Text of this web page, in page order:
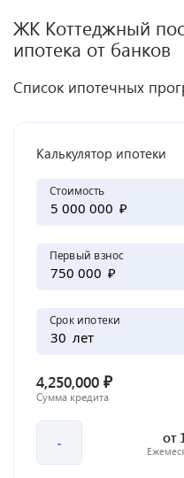
ЖК Коттеджный
ипотека от банков
Список ипотечных
Калькулятор ипотеки
Стоимость
₽
Первый взнос
₽
Срок ипотеки
лет
4,250,000 ₽
Сумма кредита
- от